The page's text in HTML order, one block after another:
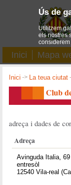
Inici Mapa
Inici -> La teua ciutat
Club
adreça i dades de
Adreça
Avinguda Italia, 69
entresòl
12540 Vila-real
Ús de
Utilitzem
els nostres
considerem